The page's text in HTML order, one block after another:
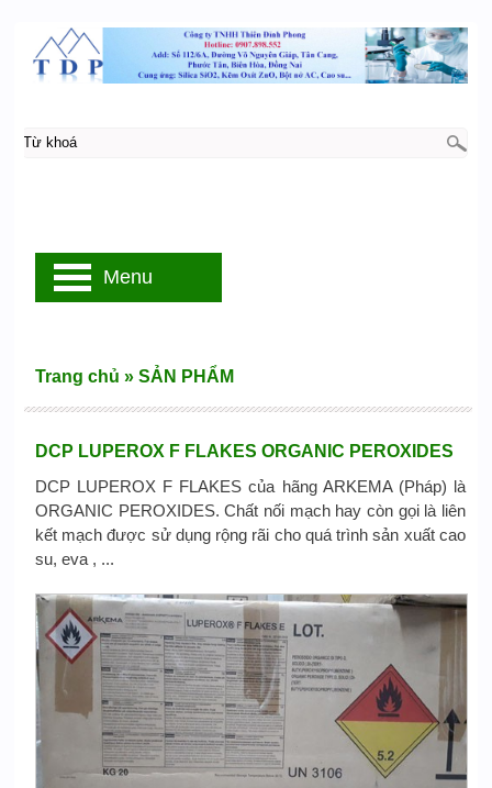
DCP LUPEROX F FLAKES ORGANIC PEROXIDES
DCP LUPEROX F FLAKES của hãng ARKEMA (Pháp) là
ORGANIC PEROXIDES. Chất nối mạch hay còn gọi là liên
kết mạch được sử dụng rộng rãi cho quá trình sản xuất cao
su, eva , ...
Trang chủ » SẢN PHẨM
Menu